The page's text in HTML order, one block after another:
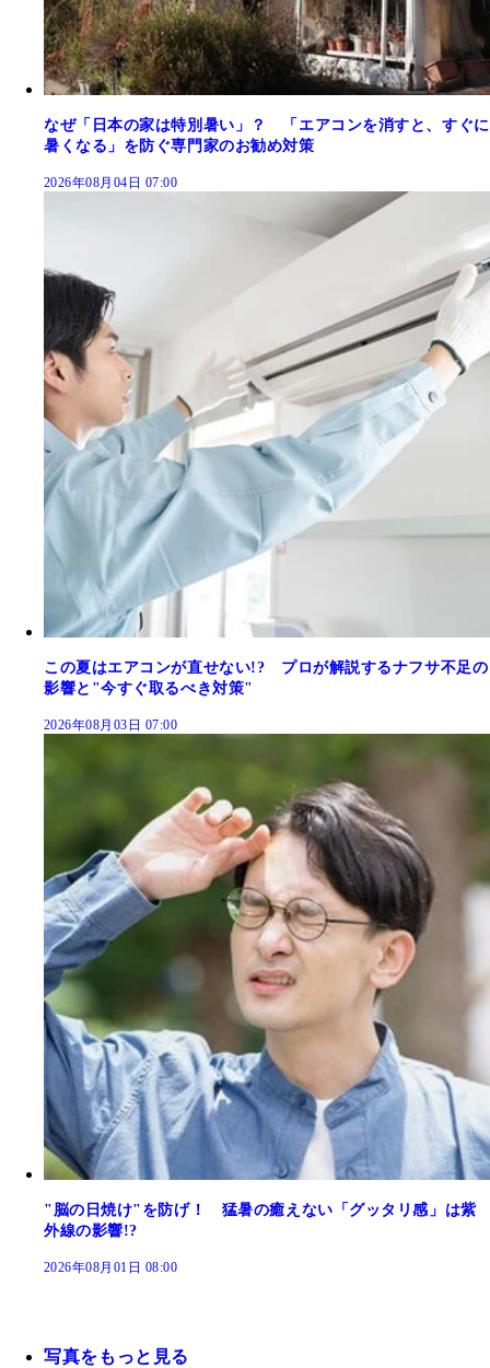
なぜ「日本の家は特別暑い」？ 「エアコンを消すと、すぐに
暑くなる」を防ぐ専門家のお勧め対策
2026年08月04日 07:00
この夏はエアコンが直せない!? プロが解説するナフサ不足の
影響と"今すぐ取るべき対策"
2026年08月03日 07:00
"脳の日焼け"を防げ！ 猛暑の癒えない「グッタリ感」は紫
外線の影響!?
2026年08月01日 08:00
写真をもっと見る